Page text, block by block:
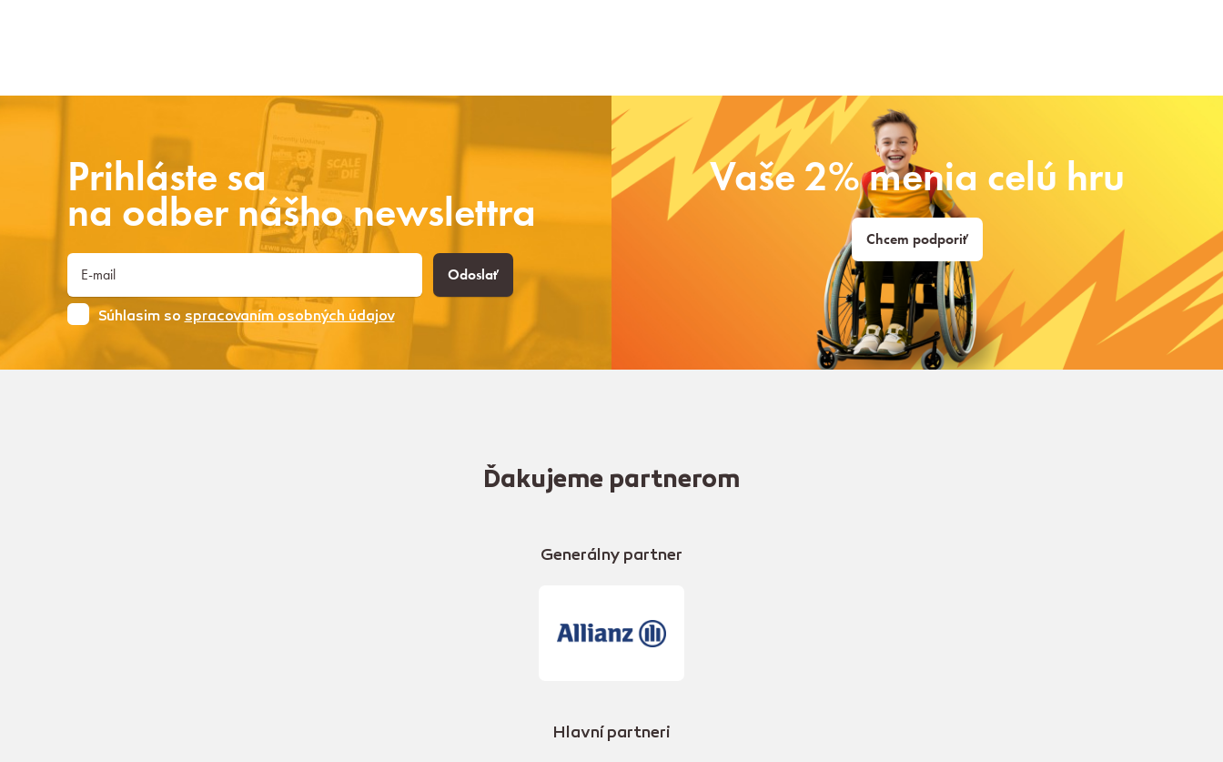
Prihláste sa
na odber nášho newslettra
Odoslať
Súhlasim so spracovaním osobných údajov
Vaše 2% menia celú hru
Chcem podporiť
Ďakujeme partnerom
Generálny partner
Hlavní partneri